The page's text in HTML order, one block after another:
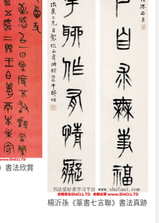
書法欣賞
楊沂孫《篆書七言聯》書法真跡